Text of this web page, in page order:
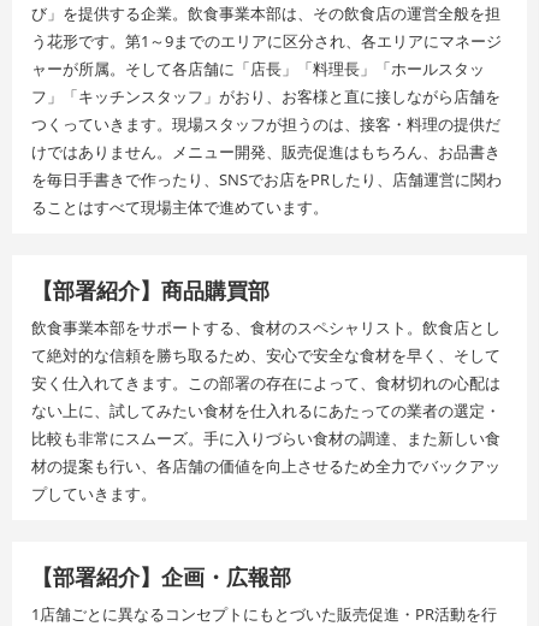
び」を提供する企業。飲食事業本部は、その飲食店の運営全般を担
う花形です。第1～9までのエリアに区分され、各エリアにマネージ
ャーが所属。そして各店舗に「店長」「料理長」「ホールスタッ
フ」「キッチンスタッフ」がおり、お客様と直に接しながら店舗を
つくっていきます。現場スタッフが担うのは、接客・料理の提供だ
けではありません。メニュー開発、販売促進はもちろん、お品書き
を毎日手書きで作ったり、SNSでお店をPRしたり、店舗運営に関わ
ることはすべて現場主体で進めています。
【部署紹介】商品購買部
飲食事業本部をサポートする、食材のスペシャリスト。飲食店とし
て絶対的な信頼を勝ち取るため、安心で安全な食材を早く、そして
安く仕入れてきます。この部署の存在によって、食材切れの心配は
ない上に、試してみたい食材を仕入れるにあたっての業者の選定・
比較も非常にスムーズ。手に入りづらい食材の調達、また新しい食
材の提案も行い、各店舗の価値を向上させるため全力でバックアッ
プしていきます。
【部署紹介】企画・広報部
1店舗ごとに異なるコンセプトにもとづいた販売促進・PR活動を行